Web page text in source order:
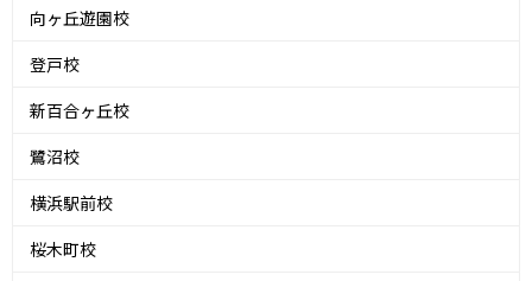
向ヶ丘遊園校
登戸校
新百合ヶ丘校
鷺沼校
横浜駅前校
桜木町校